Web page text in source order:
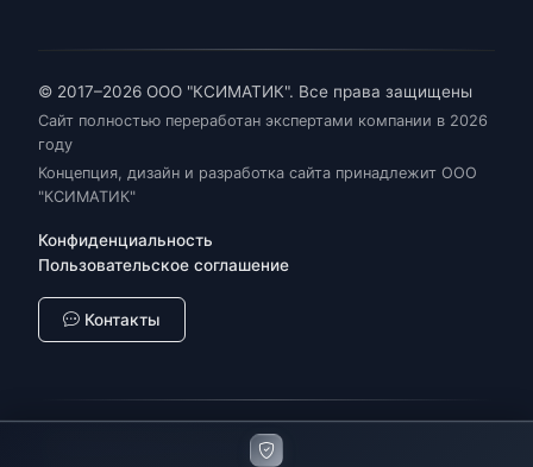
© 2017–2026 ООО "КСИМАТИК". Все права защищены
Сайт полностью переработан экспертами компании в 2026
году
Концепция, дизайн и разработка сайта принадлежит ООО
"КСИМАТИК"
Конфиденциальность
Пользовательское соглашение
Контакты
Промышленная автоматизация